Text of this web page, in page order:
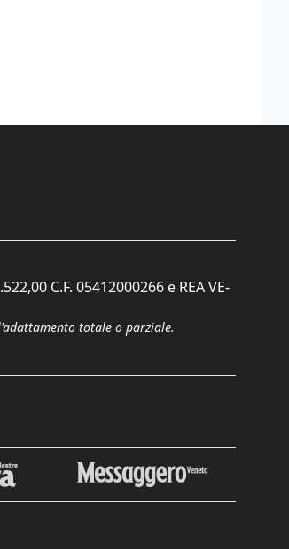
C.F. 05412000266 e REA VE-
totale o parziale.